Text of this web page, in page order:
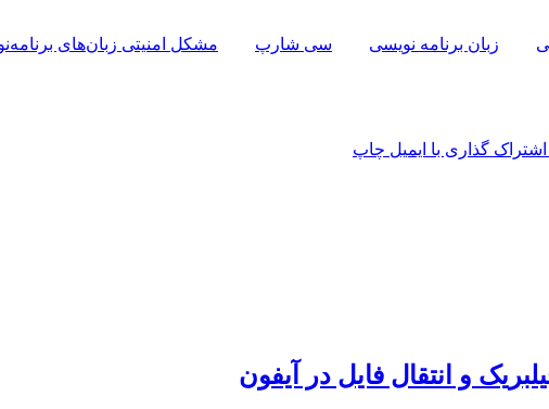
زبان برنامه نویسی سی شارپ مشکل امنیتی زبان‌های
اشتراک گذاری با ایمیل چاپ